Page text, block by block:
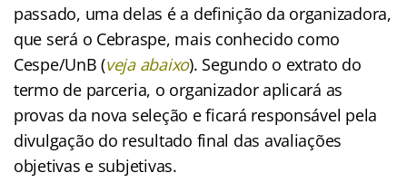
passado, uma delas é a definição da organizadora,
que será o Cebraspe, mais conhecido como
Cespe/UnB (veja abaixo). Segundo o extrato do
termo de parceria, o organizador aplicará as
provas da nova seleção e ficará responsável pela
divulgação do resultado final das avaliações
objetivas e subjetivas.